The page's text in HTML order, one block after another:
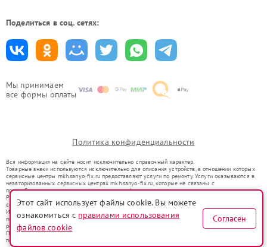
Мы принимаем
все формы оплаты
Поделиться в соц. сетях:
Политика конфиденциальности
Вся информация на сайте носит исключительно справочный характер.
Товарные знаки используются исключительно для описания устройств, в отношении которых
сервисные центры mkh.sanyo-fix.ru предоставляют услуги по ремонту. Услуги оказываются в
неавторизованных сервисных центрах mkh.sanyo-fix.ru, которые не связаны с
правообладателями товарных знаков или их официальными представителями.
Ремонт осуществляется для устройств, уже введенных в гражданский оборот в соответствии
со статьей 1487 ГК РФ.
Использование товарных знаков не преследует цели индивидуализации услуг или введения
потребителей в заблуждение, а служит для информирования о предоставляемых услугах по
ремонту техники указанных брендов.
Представленная на сайте информация не является публичной офертой, определяемой
положениями Статьи 437(2) Гражданского кодекса РФ
Этот сайт использует файлы cookie. Вы можете
ознакомиться с правилами использования
файлов cookie
Согласен